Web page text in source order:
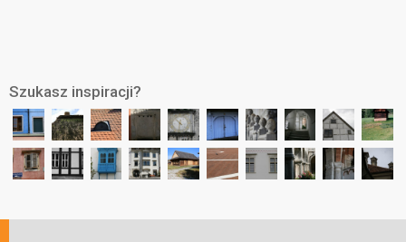
Szukasz inspiracji?